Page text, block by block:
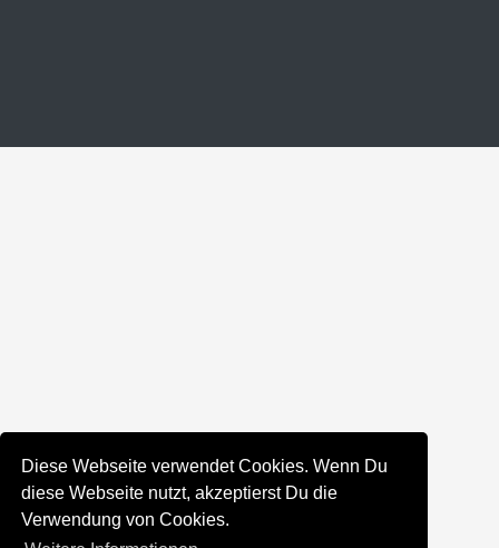
Diese Webseite verwendet Cookies. Wenn Du
diese Webseite nutzt, akzeptierst Du die
Verwendung von Cookies.